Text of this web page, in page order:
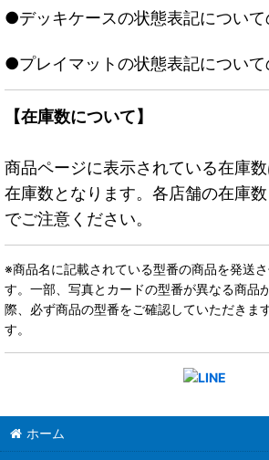
●デッキケースの状態表記について
●プレイマットの状態表記について
【在庫数について】
商品ページに表示されている在庫
在庫数となります。各店舗の在庫
でご注意ください。
※商品名に記載されている型番の商品を発送
す。一部、写真とカードの型番が異なる商品
際、必ず商品の型番をご確認していただきま
す。
ホーム